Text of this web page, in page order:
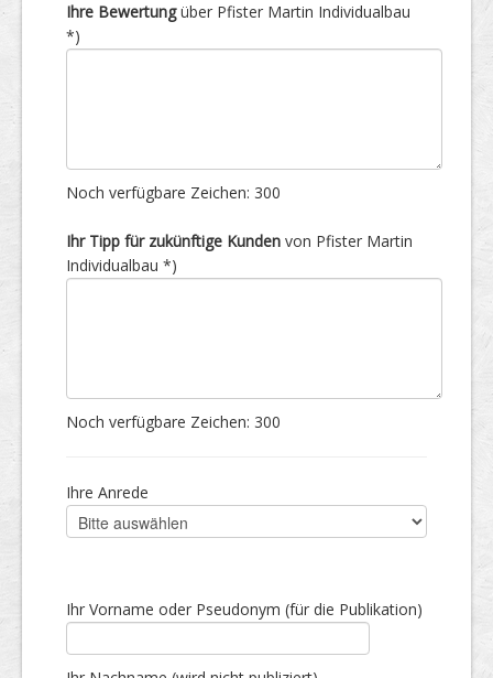
Ihre Bewertungüber Pfister Martin Individualbau
*)
Noch verfügbare Zeichen: 300
Ihr Tipp für zukünftige Kunden von Pfister Martin
Individualbau *)
Noch verfügbare Zeichen: 300
Ihre Anrede
Ihr Vorname oder Pseudonym (für die Publikation)